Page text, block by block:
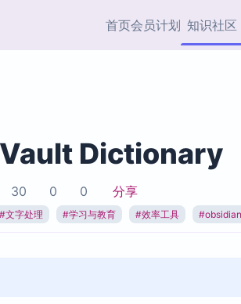
首页会员计划 知识社区
协作者
热门链接 Top5
载
加速访问 Obsidian 官方
市场
插件
Dictionary
30 0 0 分享
#文字处理 #学习与教育 #效率工具 #